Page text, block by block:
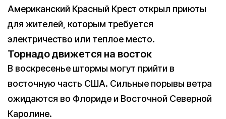
Американский Красный Крест открыл приюты
для жителей, которым требуется
электричество или теплое место.
Торнадо движется на восток
В воскресенье штормы могут прийти в
восточную часть США. Сильные порывы ветра
ожидаются во Флориде и Восточной Северной
Каролине.